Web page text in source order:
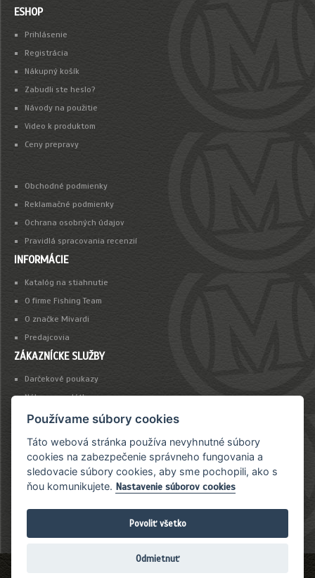
ESHOP
Prihlásenie
Registrácia
Nákupný košík
Zabudli ste heslo?
Návody na použitie
Video k produktom
Ceny prepravy
Obchodné podmienky
Reklamačné podmienky
Ochrana osobných údajov
Pravidlá spracovania recenzií
INFORMÁCIE
Katalóg na stiahnutie
O firme Fishing Team
O značke Mivardi
Predajcovia
ZÁKAZNÍCKE SLUŽBY
Darčekové poukazy
Nákup na splátky
Platba kartou
NEWSLETTER
Chcete byť vždy včas informovaný o našich novinkách a akciovej ponuke?
Používame súbory cookies
Táto webová stránka používa nevyhnutné súbory
cookies na zabezpečenie správneho fungovania a
sledovacie súbory cookies, aby sme pochopili, ako s
ňou komunikujete. Nastavenie súborov cookies
Povoliť všetko
Odmietnuť